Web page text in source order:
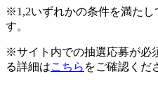
※1,2いずれかの条件を満たし
す。
※サイト内での抽選応募が必
る詳細はこちら をご確認くだ